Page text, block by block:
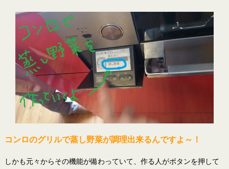
コンロのグリルで蒸し野菜が調理出来るんですよ～！
しかも元々からその機能が備わっていて、作る人がボタンを押して